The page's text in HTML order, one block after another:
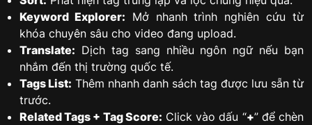
Keyword Explorer: Mở nhanh trình nghiên cứu từ
khóa chuyên sâu cho video đang upload.
Translate: Dịch tag sang nhiều ngôn ngữ nếu bạn
nhắm đến thị trường quốc tế.
Tags List: Thêm nhanh danh sách tag được lưu sẵn từ
trước.
Related Tags + Tag Score: Click vào dấu “+” để chèn